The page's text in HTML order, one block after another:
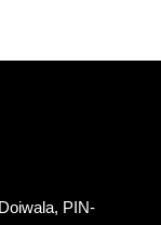
PIN-